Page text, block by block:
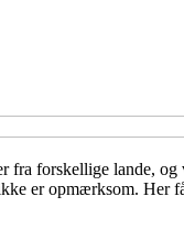
fra forskellige lande,
er opmærksom.